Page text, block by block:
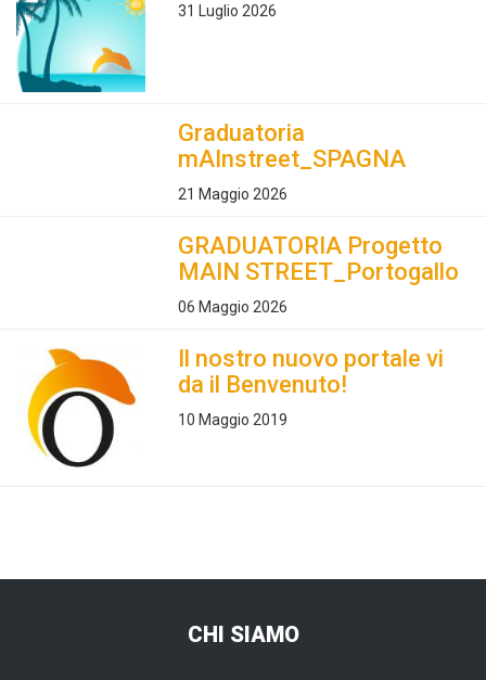
31 Luglio 2026
Graduatoria
mAInstreet_SPAGNA
21 Maggio 2026
GRADUATORIA Progetto
MAIN STREET_Portogallo
06 Maggio 2026
Il nostro nuovo portale vi
da il Benvenuto!
10 Maggio 2019
CHI SIAMO